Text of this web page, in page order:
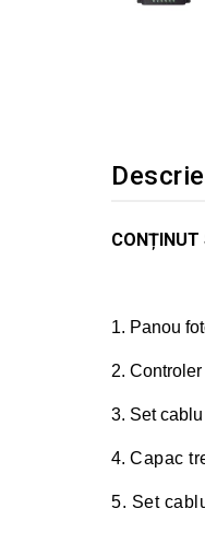
CONȚINUT
1. Panou
2.
3. Set
4. Capac
5. Set